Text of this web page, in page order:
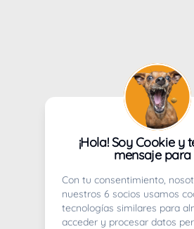
¡Hola! Soy Cookie y
mensaje para
Con tu consentimiento,
nuestros 6 socios usamos
tecnologías similares para
acceder y procesar datos